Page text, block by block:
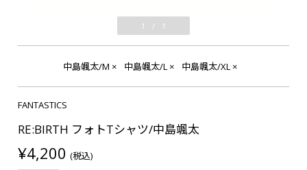
1 / 1
中島颯太/M × 中島颯太/L × 中島颯太/XL ×
FANTASTICS
RE:BIRTH フォトTシャツ/中島颯太
¥4,200 (税込)